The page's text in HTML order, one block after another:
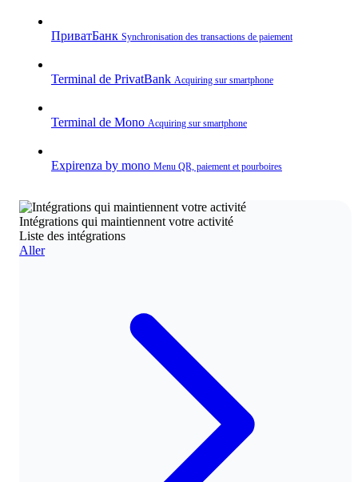
ПриватБанк Synchronisation des transactions de paiement
Terminal de PrivatBank Acquiring sur smartphone
Terminal de Mono Acquiring sur smartphone
Expirenza by mono Menu QR, paiement et pourboires
Intégrations qui maintiennent votre activité
Liste des intégrations
Aller